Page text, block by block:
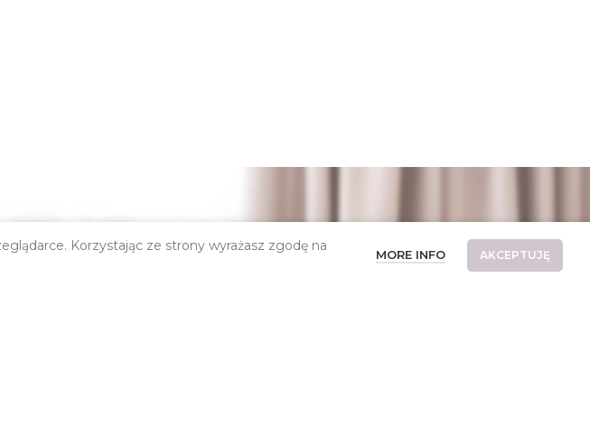
Korzystając ze strony wyrażasz zgodę na
MORE INFO AKCEPTUJĘ